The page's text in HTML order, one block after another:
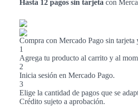
Hasta 12 pagos sin tarjeta con
Compra con Mercado Pago sin tarjeta
1
Agrega tu producto al carrito y al
2
Inicia sesión en Mercado Pago.
3
Elige la cantidad de pagos que se
Crédito sujeto a aprobación.